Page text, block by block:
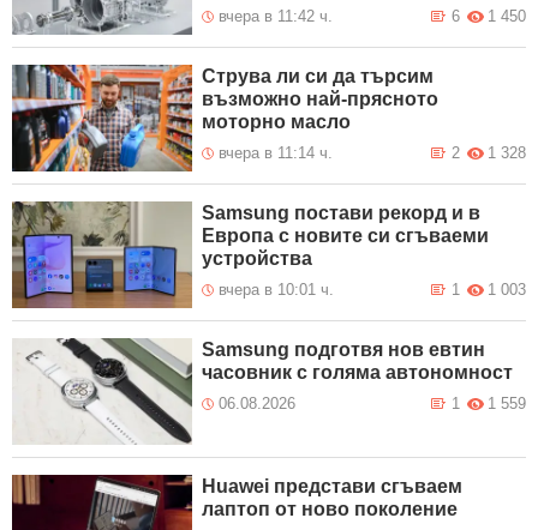
вчера в 11:42 ч. 1 450
6
Струва ли си да търсим
възможно най-прясното
моторно масло
вчера в 11:14 ч. 1 328
2
Samsung постави рекорд и в
Европа с новите си сгъваеми
устройства
вчера в 10:01 ч. 1 003
1
Samsung подготвя нов евтин
часовник с голяма автономност
06.08.2026 1 559
1
Huawei представи сгъваем
лаптоп от ново поколение